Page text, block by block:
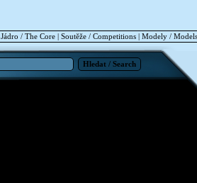
Jádro / The Core Soutěže / Competitions Modely / Models
Hledat / Search